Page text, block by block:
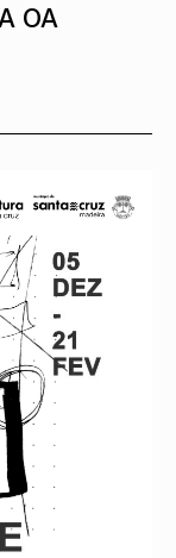
OA